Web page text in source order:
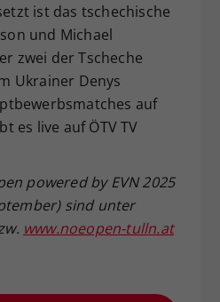
ist das tschechische
und Michael
zwei der Tscheche
Ukrainer Denys
auf
es live auf ÖTV TV
powered by EVN 2025
sind unter
www.noeopen-tulln.at